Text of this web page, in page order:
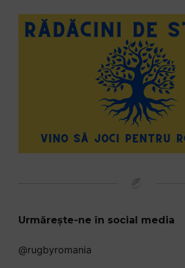
Urmărește-ne în social media
@rugbyromania